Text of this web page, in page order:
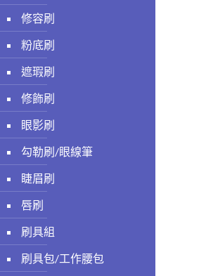
修容刷
粉底刷
遮瑕刷
修飾刷
眼影刷
勾勒刷/眼線筆
睫眉刷
唇刷
刷具組
刷具包/工作腰包